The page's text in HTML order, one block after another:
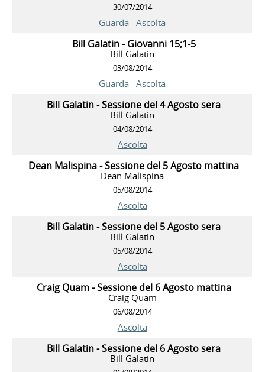
30/07/2014
Guarda Ascolta
Bill Galatin - Giovanni 15;1-5
Bill Galatin
03/08/2014
Guarda Ascolta
Bill Galatin - Sessione del 4 Agosto sera
Bill Galatin
04/08/2014
Ascolta
Dean Malispina - Sessione del 5 Agosto mattina
Dean Malispina
05/08/2014
Ascolta
Bill Galatin - Sessione del 5 Agosto sera
Bill Galatin
05/08/2014
Ascolta
Craig Quam - Sessione del 6 Agosto mattina
Craig Quam
06/08/2014
Ascolta
Bill Galatin - Sessione del 6 Agosto sera
Bill Galatin